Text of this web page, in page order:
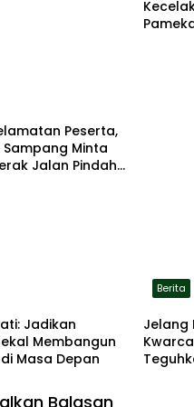
Peserta,
Minta
Jalan Pindah
Jadikan
Membangun
Masa Depan
Berita
Jelang
Balasan